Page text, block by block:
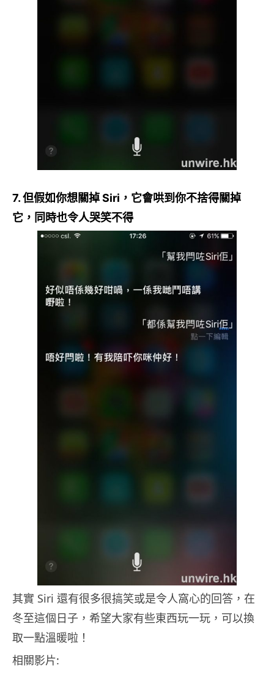
7. 但假如你想關掉 Siri，它會哄到你不捨得關掉
它，同時也令人哭笑不得
其實 Siri 還有很多很搞笑或是令人窩心的回答，在
冬至這個日子，希望大家有些東西玩一玩，可以換
取一點溫暖啦！
相關影片: